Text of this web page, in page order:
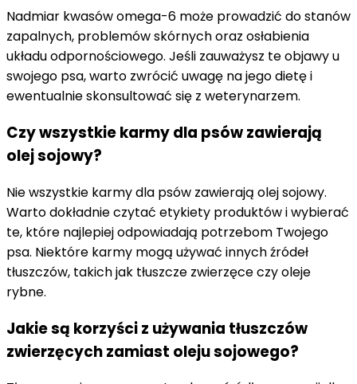
Nadmiar kwasów omega-6 może prowadzić do stanów
zapalnych, problemów skórnych oraz osłabienia
układu odpornościowego. Jeśli zauważysz te objawy u
swojego psa, warto zwrócić uwagę na jego dietę i
ewentualnie skonsultować się z weterynarzem.
Czy wszystkie karmy dla psów zawierają
olej sojowy?
Nie wszystkie karmy dla psów zawierają olej sojowy.
Warto dokładnie czytać etykiety produktów i wybierać
te, które najlepiej odpowiadają potrzebom Twojego
psa. Niektóre karmy mogą używać innych źródeł
tłuszczów, takich jak tłuszcze zwierzęce czy oleje
rybne.
Jakie są korzyści z używania tłuszczów
zwierzęcych zamiast oleju sojowego?